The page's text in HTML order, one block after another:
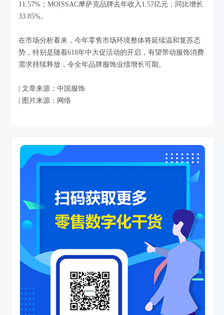
11.57%；MOISSAC摩萨克品牌去年收入1.57亿元，同比增长
33.85%。
在市场分析看来，今年零售市场环境整体将延续温和复苏态
势，特别是随着618年中大促活动的开启，有望带动服饰消费
需求持续释放，令全年品牌服饰业绩增长可期。
| 文章来源：中国服饰
| 图片来源：网络